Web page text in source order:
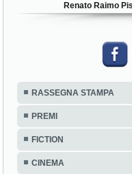
Renato Raimo
RASSEGNA STAMPA
PREMI
FICTION
CINEMA